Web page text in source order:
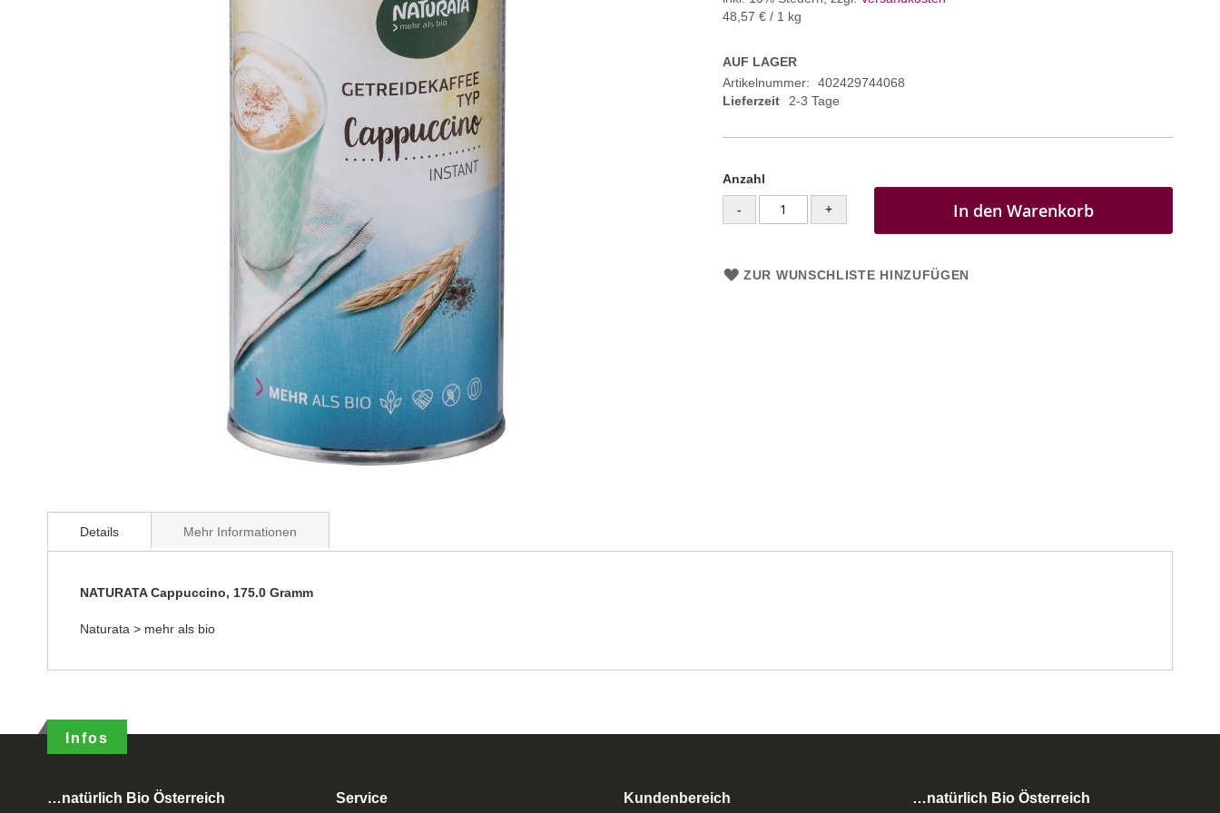
48,57 € / 1 kg
AUF LAGER
Artikelnummer
402429744068
Lieferzeit
2-3 Tage
Anzahl
- + In den Warenkorb
ZUR WUNSCHLISTE HINZUFÜGEN
Details
NATURATA Cappuccino, 175.0 Gramm
Naturata > mehr als bio
Mehr Informationen
Infos
…natürlich Bio Österreich Service Kundenbereich …natürlich Bio Österreich